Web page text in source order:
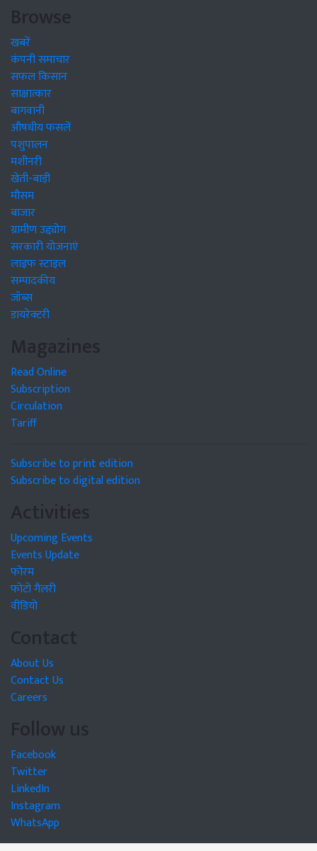
Browse
खबरें
कंपनी समाचार
सफल किसान
साक्षात्कार
बागवानी
औषधीय फसलें
पशुपालन
मशीनरी
खेती-बाड़ी
मौसम
बाजार
ग्रामीण उद्द्योग
सरकारी योजनाएं
लाइफ स्टाइल
सम्पादकीय
जॉब्स
डायरेक्टरी
Magazines
Read Online
Subscription
Circulation
Tariff
Subscribe to print edition
Subscribe to digital edition
Activities
Upcoming Events
Events Update
फोरम
फोटो गैलरी
वीडियो
Contact
About Us
Contact Us
Careers
Follow us
Facebook
Twitter
LinkedIn
Instagram
WhatsApp